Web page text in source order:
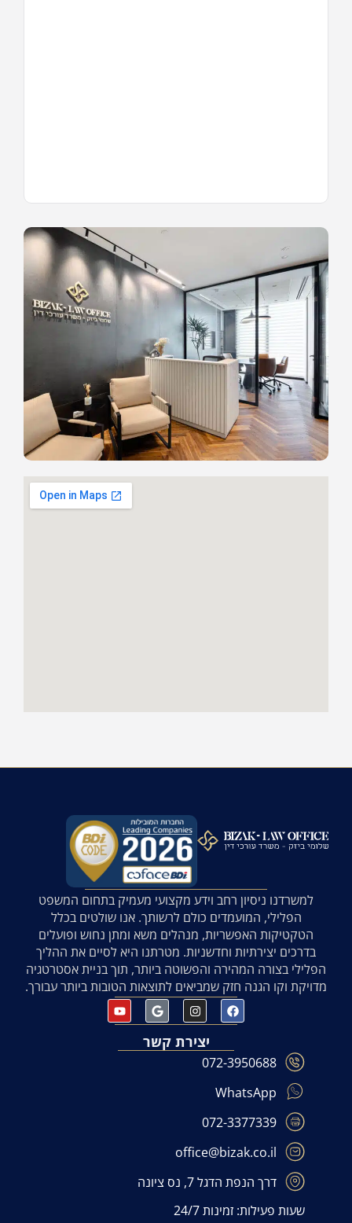
למשרדנו ניסיון רחב וידע מקצועי מעמיק בתחום המשפט
הפלילי, המועמדים כולם לרשותך. אנו שולטים בכלל
הטקטיקות האפשריות, מנהלים משא ומתן נחוש ופועלים
בדרכים יצירתיות וחדשניות. מטרתנו היא לסיים את ההליך
הפלילי בצורה המהירה והפשוטה ביותר, תוך בניית אסטרטגיה
מדויקת וקו הגנה חזק שמביאים לתוצאות הטובות ביותר עבורך.
יצירת קשר
072-3950688
WhatsApp
072-3377339
office@bizak.co.il
דרך הנפת הדגל 7, נס ציונה
שעות פעילות: זמינות 24/7